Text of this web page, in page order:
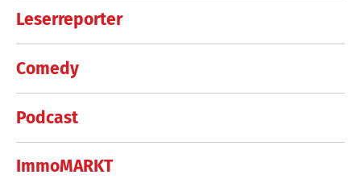
Leserreporter
Comedy
Podcast
ImmoMARKT